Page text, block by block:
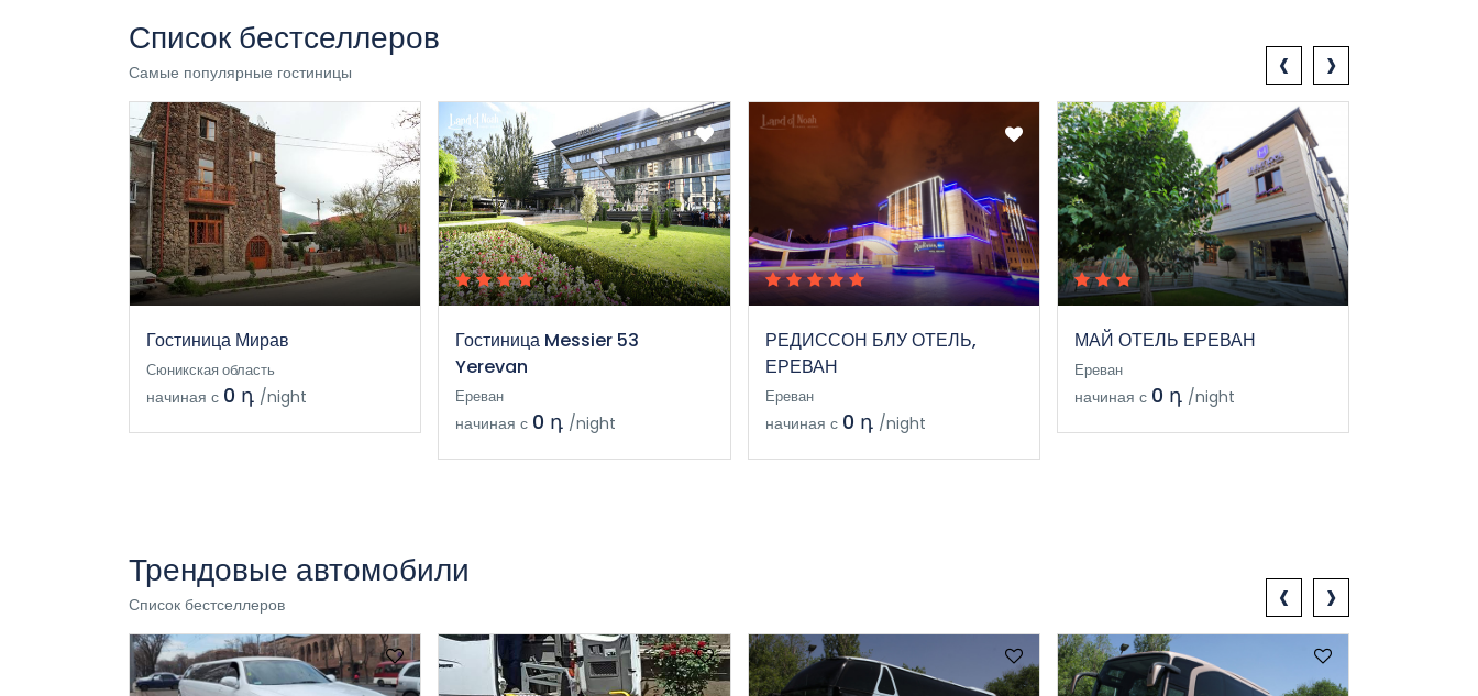
Список бестселлеров
Самые популярные гостиницы
Гостиница Мирав
Сюникская область
начиная с 0 դ /night
Гостиница Messier 53
Yerevan
Ереван
начиная с 0 դ /night
РЕДИССОН БЛУ ОТЕЛЬ,
ЕРЕВАН
Ереван
начиная с 0 դ /night
МАЙ ОТЕЛЬ ЕРЕВАН
Ереван
начиная с 0 դ /night
‹ ›
Трендовые автомобили
Список бестселлеров ‹ ›